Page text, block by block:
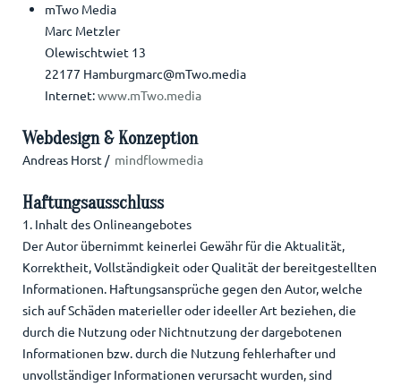
mTwo Media
Marc Metzler
Olewischtwiet 13
22177 Hamburgmarc@mTwo.media
Internet:www.mTwo.media
Webdesign & Konzeption
Andreas Horst / mindflowmedia
Haftungsausschluss
1. Inhalt des Onlineangebotes
Der Autor übernimmt keinerlei Gewähr für die Aktualität,
Korrektheit, Vollständigkeit oder Qualität der bereitgestellten
Informationen. Haftungsansprüche gegen den Autor, welche
sich auf Schäden materieller oder ideeller Art beziehen, die
durch die Nutzung oder Nichtnutzung der dargebotenen
Informationen bzw. durch die Nutzung fehlerhafter und
unvollständiger Informationen verursacht wurden, sind